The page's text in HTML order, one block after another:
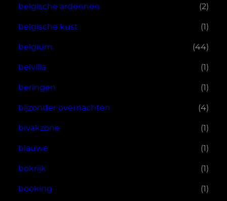
belgische ardennen (2)
belgische kust (1)
belgium (44)
belvilla (1)
beringen (1)
bijzonder overnachten (4)
bivakzone (1)
blauwe (1)
bokrijk (1)
booking (1)